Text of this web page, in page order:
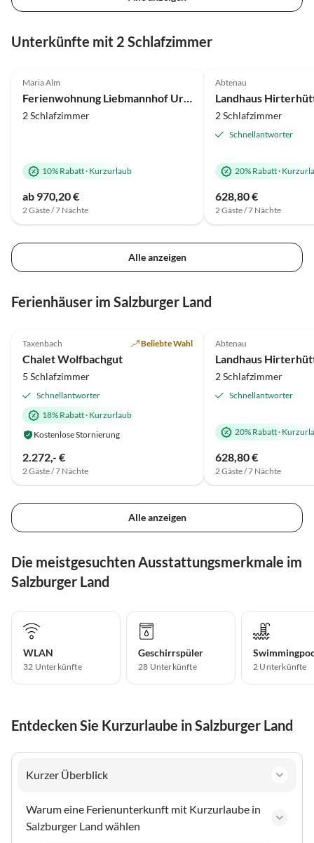
Unterkünfte mit 2 Schlafzimmer
Maria Alm
Ferienwohnung Liebmannhof Uromas Stüberl
2 Schlafzimmer
10% Rabatt· Kurzurlaub
ab 970,20 €
2 Gäste / 7 Nächte
Abtenau
2 Schlafzimmer
Schnellantworter
20% Rabatt·
628,80 €
2 Gäste / 7 Nächte
Alle anzeigen
Ferienhäuser im Salzburger Land
Taxenbach Beliebte Wahl
Chalet Wolfbachgut
5 Schlafzimmer
Schnellantworter
18% Rabatt· Kurzurlaub
Kostenlose Stornierung
2.272,- €
2 Gäste / 7 Nächte
Abtenau
2 Schlafzimmer
Schnellantworter
20% Rabatt·
628,80 €
2 Gäste / 7 Nächte
Alle anzeigen
Die meistgesuchten Ausstattungsmerkmale im
Salzburger Land
WLAN
32 Unterkünfte
Geschirrspüler
28 Unterkünfte 2 Unterkünfte
Entdecken Sie Kurzurlaube in Salzburger Land
Kurzer Überblick
Warum eine Ferienunterkunft mit Kurzurlaube in
Salzburger Land wählen